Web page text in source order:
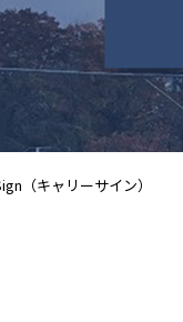
（キャリーサイン）